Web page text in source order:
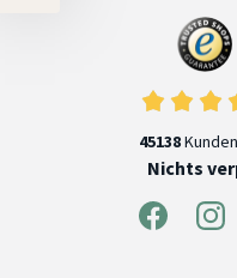
45138
Nichts